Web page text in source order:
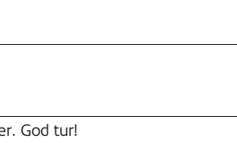
God tur!